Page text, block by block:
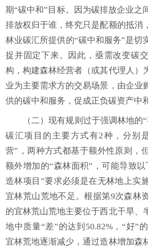
期“碳中和”目标。因为碳排放企业之
排放权归于谁，终究只是配额的抵消
林业碳汇所提供的“碳中和服务”是切
捉并固定下来。因此，亟需改变碳
构，构建森林经营者（或其代理人）
业为主要需求方的交易场景，由企业
供的碳中和服务，促成正负碳资产中
（二）现有规则过于强调林地的
碳汇项目的主要方式有2种，分别
营”，两种方式都基于额外性原则，
额外增加的“森林面积”，可能导致
造林项目”要求必须是在无林地上实
宜林荒山荒地不足。根据第9次森林
的宜林荒山荒地主要位于西北干旱、
地中质量“差”的达到50.82%，“好”
宜林荒地逐渐减少，通过造林增加森